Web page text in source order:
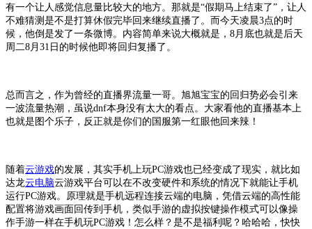
有一个让人感觉信息量比较大的地方。那就是“假期马上结束了”，让人
不难猜测是不是打算休假完毕回来继续直播了。而今天凌晨3点的时
候，他倒是发了一条微博。内容简单来说大概就是，8月底也就是后天
周二8月31日的时候他即将回归复播了。
总而言之，作为曾经的直播界流量一哥。旭旭宝宝的回归势必会引来
一波流量热潮，虽说dnf本身没有太大的看点。大家看他的直播基本上
也就是图个乐子，反正就是你们的国服第一红眼他回来辣！
随着云游戏的发展，其实手机上玩PC游戏也已经变成了现实，就比如
达龙云电脑云游戏平台可以在不改变硬件和系统的情况下就能让手机
运行PC游戏。原理就是手机远程连接云端的电脑，凭借云端的高性能
配置将游戏画面回传到手机，类似手游的虚拟按键操作模式可以像操
作手游一样在手机玩PC游戏！怎么样？是不是福利呢？哈哈哈，快快